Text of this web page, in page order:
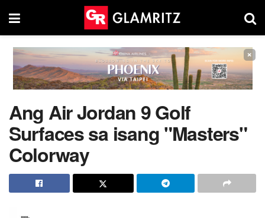
×
Ang Air Jordan 9 Golf
Surfaces sa isang "Masters"
Colorway